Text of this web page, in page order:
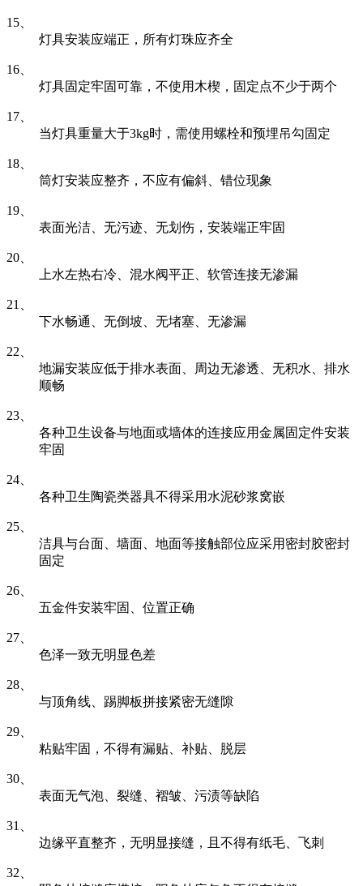
15、
灯具安装应端正，所有灯珠应齐全
16、
灯具固定牢固可靠，不使用木楔，固定点不少于两个
17、
当灯具重量大于3kg时，需使用螺栓和预埋吊勾固定
18、
筒灯安装应整齐，不应有偏斜、错位现象
19、
表面光洁、无污迹、无划伤，安装端正牢固
20、
上水左热右冷、混水阀平正、软管连接无渗漏
21、
下水畅通、无倒坡、无堵塞、无渗漏
22、
地漏安装应低于排水表面、周边无渗透、无积水、排水
顺畅
23、
各种卫生设备与地面或墙体的连接应用金属固定件安装
牢固
24、
各种卫生陶瓷类器具不得采用水泥砂浆窝嵌
25、
洁具与台面、墙面、地面等接触部位应采用密封胶密封
固定
26、
五金件安装牢固、位置正确
27、
色泽一致无明显色差
28、
与顶角线、踢脚板拼接紧密无缝隙
29、
粘贴牢固，不得有漏贴、补贴、脱层
30、
表面无气泡、裂缝、褶皱、污渍等缺陷
31、
边缘平直整齐，无明显接缝，且不得有纸毛、飞刺
32、